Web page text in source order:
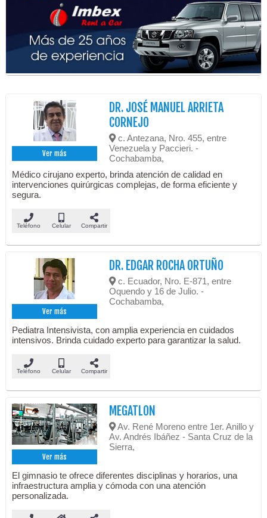
Ver más
DR. JOSÉ MANUEL ARRIETA
CORNEJO
c. Antezana, Nro. 455, entre
Venezuela y Paccieri. -
Cochabamba,
Médico cirujano experto, brinda atención de calidad en
intervenciones quirúrgicas complejas, de forma eficiente y
segura.
Teléfono Celular Compartir
Ver más
DR. EDGAR ROCHA ORTUÑO
c. Ecuador, Nro. E-871, entre
Oquendo y 16 de Julio. -
Cochabamba,
Pediatra Intensivista, con amplia experiencia en cuidados
intensivos. Brinda cuidado experto para garantizar la salud.
Teléfono Celular Compartir
Ver más
MEGATLON
Av. René Moreno entre 1er. Anillo y
Av. Andrés Ibáñez - Santa Cruz de la
Sierra,
El gimnasio te ofrece diferentes disciplinas y horarios, una
infraestructura amplia y cómoda con una atención
personalizada.